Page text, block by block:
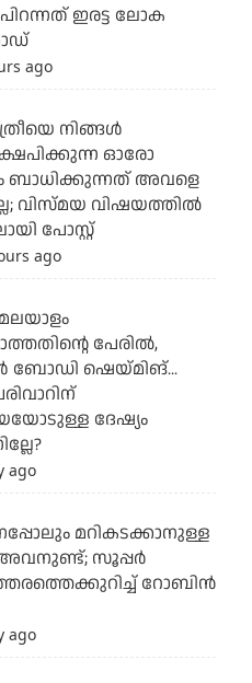
ഇരട്ട ലോക
ago
നിങ്ങള്‍
ഓരോ
ബാധിക്കുന്നത് അവളെ
വിസ്മയ വിഷയത്തില്‍
പോസ്റ്റ്
ago
പേരില്‍,
ബോഡി ഷെയ്മിങ്...
ദേഷ്യം
ago
മറികടക്കാനുള്ള
സൂപ്പര്‍
റോബിന്‍
ago